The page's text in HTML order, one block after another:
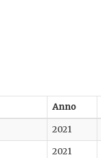
Anno
2021
2021